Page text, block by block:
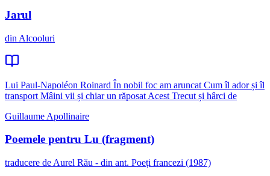
Jarul
din Alcooluri
Lui Paul-Napoléon Roinard În nobil foc am aruncat Cum îl ador și îl
transport Mâini vii și chiar un răposat Acest Trecut și hârci de
Guillaume Apollinaire
Poemele pentru Lu (fragment)
traducere de Aurel Rău - din ant. Poeți francezi (1987)